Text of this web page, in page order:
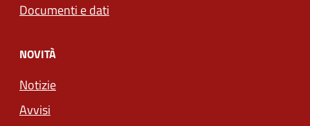
Documenti e dati
NOVITÀ
Notizie
Avvisi